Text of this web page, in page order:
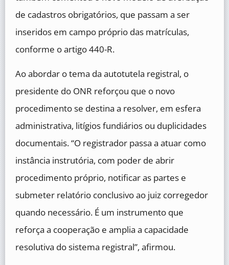
de cadastros obrigatórios, que passam a ser
inseridos em campo próprio das matrículas,
conforme o artigo 440-R.
Ao abordar o tema da autotutela registral, o
presidente do ONR reforçou que o novo
procedimento se destina a resolver, em esfera
administrativa, litígios fundiários ou duplicidades
documentais. “O registrador passa a atuar como
instância instrutória, com poder de abrir
procedimento próprio, notificar as partes e
submeter relatório conclusivo ao juiz corregedor
quando necessário. É um instrumento que
reforça a cooperação e amplia a capacidade
resolutiva do sistema registral”, afirmou.